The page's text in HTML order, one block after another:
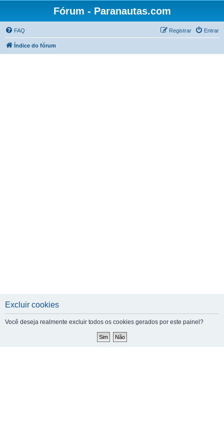
Fórum - Paranautas.com
FAQ Entrar
Registrar
Índice do fórum
Excluir cookies
Você deseja realmente excluir todos os cookies gerados por este painel?